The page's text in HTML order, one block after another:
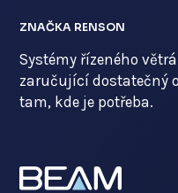
ZNAČKA RENSON
Systémy řízeného
zaručující dostatečný
tam, kde je potřeba.